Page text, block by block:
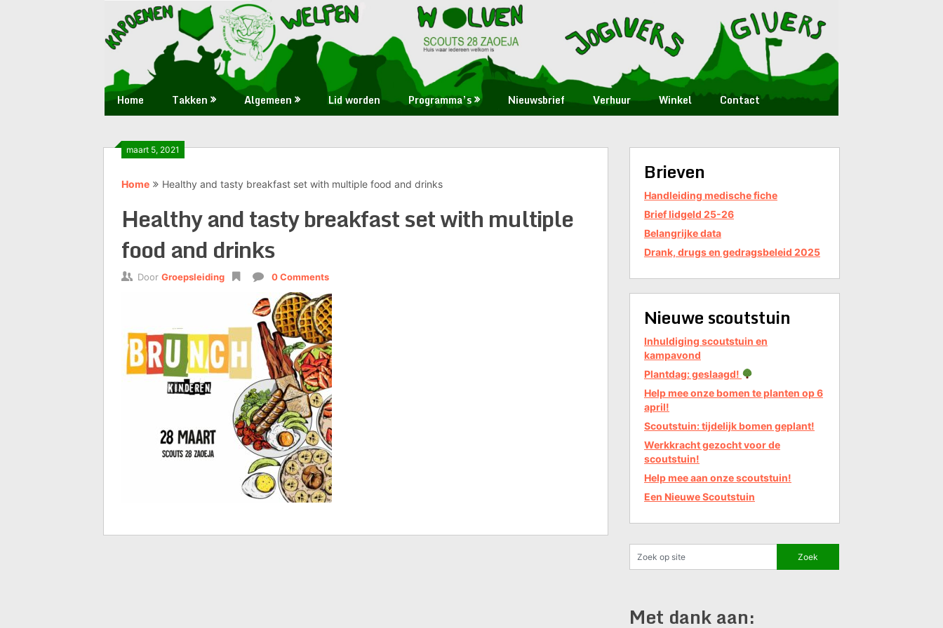
Scouts
28
Zaoeja
waar
iedereen
Home Takken Algemeen Lid worden Programma’s Nieuwsbrief Verhuur Winkel Contact
maart 5, 2021
Home Healthy and tasty breakfast set with multiple food and drinks
Healthy and tasty breakfast set with multiple
food and drinks
Door Groepsleiding 0 Comments
Brieven
Handleiding medische fiche
Brief lidgeld 25-26
Belangrijke data
Drank, drugs en gedragsbeleid 2025
Nieuwe scoutstuin
Inhuldiging scoutstuin en
kampavond
Plantdag: geslaagd!
Help mee onze bomen te planten op 6
april!
Scoutstuin: tijdelijk bomen geplant!
Werkkracht gezocht voor de
scoutstuin!
Help mee aan onze scoutstuin!
Een Nieuwe Scoutstuin
Met dank aan: